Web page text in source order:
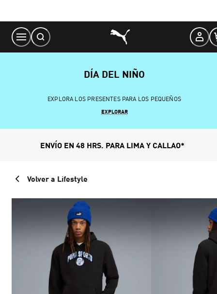
Content
DÍA DEL NIÑO
EXPLORA LOS PRESENTES PARA LOS PEQUEÑOS
EXPLORAR
ENVÍO EN 48 HRS. PARA LIMA Y CALLAO*
Volver a Lifestyle